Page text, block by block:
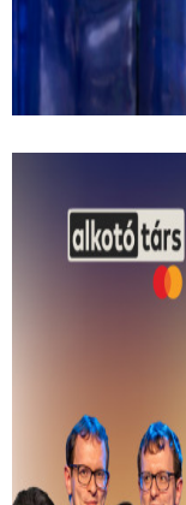
Hogyan lehet
peregnek le az